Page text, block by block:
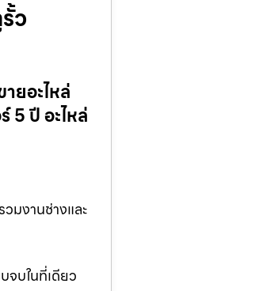
ว
ยอะไหล่
5 ปี อะไหล่
มงานช่างและ
จบในที่เดียว